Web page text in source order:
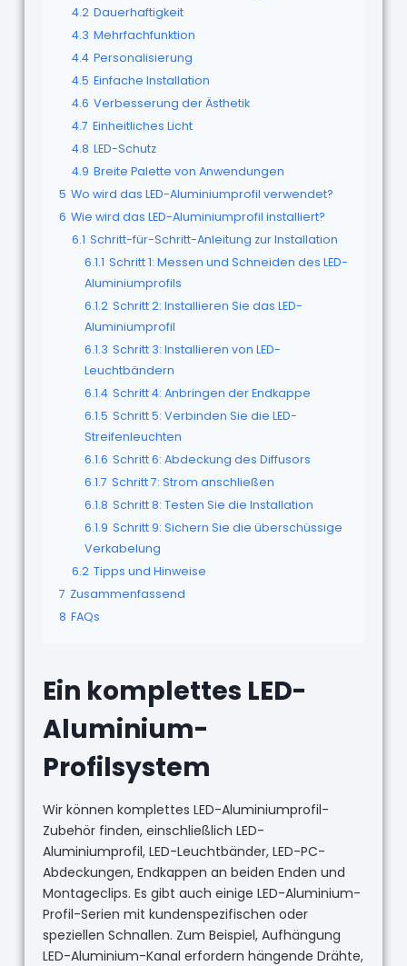
4.2 Dauerhaftigkeit
4.3 Mehrfachfunktion
4.4 Personalisierung
4.5 Einfache Installation
4.6 Verbesserung der Ästhetik
4.7 Einheitliches Licht
4.8 LED-Schutz
4.9 Breite Palette von Anwendungen
5 Wo wird das LED-Aluminiumprofil verwendet?
6 Wie wird das LED-Aluminiumprofil installiert?
6.1 Schritt-für-Schritt-Anleitung zur Installation
6.1.1 Schritt 1: Messen und Schneiden des LED-
Aluminiumprofils
6.1.2 Schritt 2: Installieren Sie das LED-
Aluminiumprofil
6.1.3 Schritt 3: Installieren von LED-
Leuchtbändern
6.1.4 Schritt 4: Anbringen der Endkappe
6.1.5 Schritt 5: Verbinden Sie die LED-
Streifenleuchten
6.1.6 Schritt 6: Abdeckung des Diffusors
6.1.7 Schritt 7: Strom anschließen
6.1.8 Schritt 8: Testen Sie die Installation
6.1.9 Schritt 9: Sichern Sie die überschüssige
Verkabelung
6.2 Tipps und Hinweise
7 Zusammenfassend
8 FAQs
Ein komplettes LED-
Aluminium-
Profilsystem
Wir können komplettes LED-Aluminiumprofil-
Zubehör finden, einschließlich LED-
Aluminiumprofil, LED-Leuchtbänder, LED-PC-
Abdeckungen, Endkappen an beiden Enden und
Montageclips. Es gibt auch einige LED-Aluminium-
Profil-Serien mit kundenspezifischen oder
speziellen Schnallen. Zum Beispiel, Aufhängung
LED-Aluminium-Kanal erfordern hängende Drähte,